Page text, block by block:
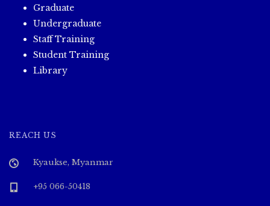
Graduate
Undergraduate
Staff Training
Student Training
Library
REACH US
Kyaukse, Myanmar
+95 066-50418